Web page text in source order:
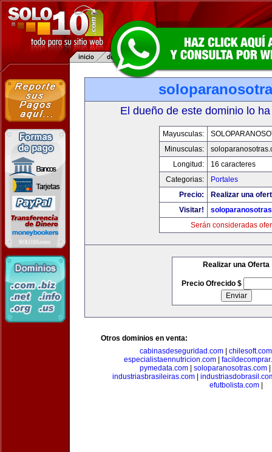
El dueño de este dominio lo
Mayusculas:
Minusculas:
Longitud:
16 caracteres
Categorias:
Portales
Precio:
Realizar una
Visitar!
Serán consideradas
Realizar una Oferta
Precio Ofrecido $
Otros dominios en venta:
cabinasdeseguridad.com| chilesoft.com
especialistaennutricion.com|
pymedata.com
soloparanosotras.com
industriasbrasileiras.com|
efutbolista.com